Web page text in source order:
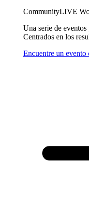
CommunityLIVE
Una serie de
Centrados en los
Encuentre un evento